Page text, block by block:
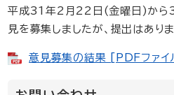
平成31年2月22日(金曜日)から
見を募集しましたが、提出はあり
意見募集の結果 [PDFファ